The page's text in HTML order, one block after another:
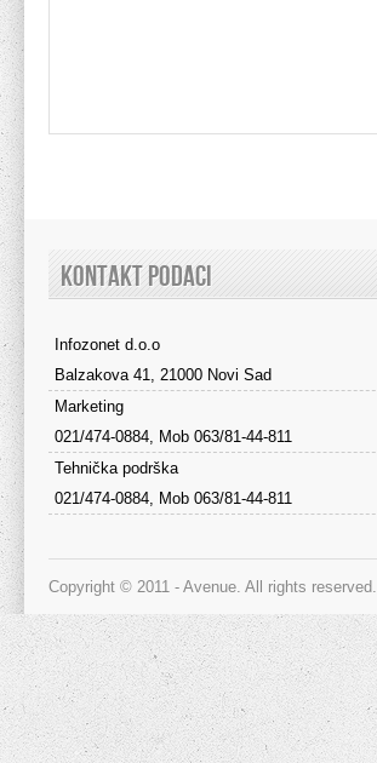
KONTAKT PODACI
Infozonet d.o.o
Balzakova 41, 21000 Novi Sad
Marketing
021/474-0884, Mob 063/81-44-811
Tehnička podrška
021/474-0884, Mob 063/81-44-811
Copyright © 2011 - Avenue. All rights reserved.